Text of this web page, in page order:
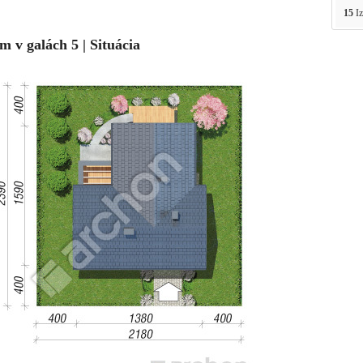
15
v galách 5 | Situácia